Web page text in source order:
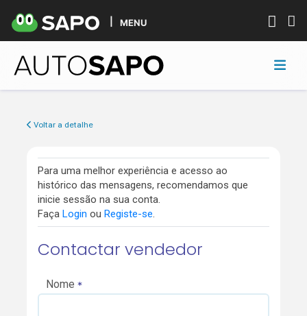
MENU
Voltar a detalhe
Para uma melhor experiência e acesso ao
histórico das mensagens, recomendamos que
inicie sessão na sua conta.
Faça Login ou Registe-se.
Contactar vendedor
Nome